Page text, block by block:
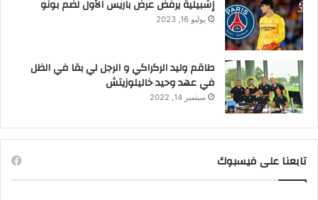
إشبيلية يرفض عرض باريس الأول لضم بونو
يوليو 16, 2023
طاقم وليد الركراكي و الرجل لي بقا في الظل
في عهد وحيد خاليلوزيتش
سبتمبر 14, 2022
تابعنا على فيسبوك